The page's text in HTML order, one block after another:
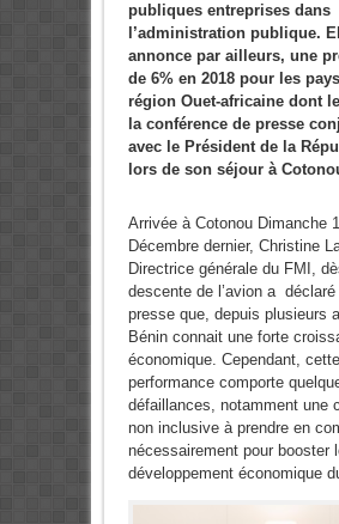
publiques entreprises dans
l’administration publique.
annonce par ailleurs, une
de 6% en 2018 pour les
région Ouet-africaine dont
la conférence de presse
avec le Président de la
lors de son séjour à
Arrivée à Cotonou Dimanche
Décembre dernier, Christine
Directrice générale du FMI,
descente de l’avion a déclaré
presse que, depuis plusieurs
Bénin connait une forte
économique. Cependant,
performance comporte
défaillances, notamment une
non inclusive à prendre en
nécessairement pour booster
développement économique